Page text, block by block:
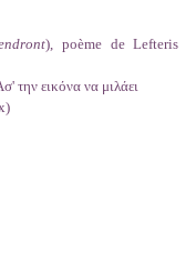
), poème de Lefteris
εικόνα να μιλάει